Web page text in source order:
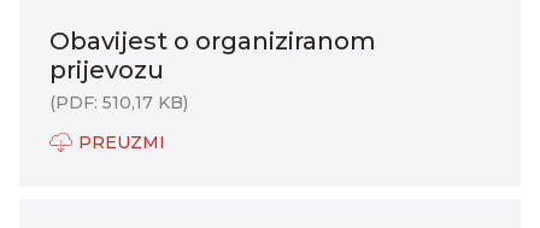
Obavijest o organiziranom
prijevozu
(PDF: 510,17 KB)
PREUZMI